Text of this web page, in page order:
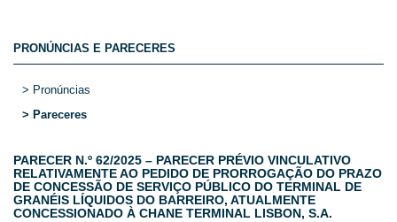
PRONÚNCIAS E PARECERES
> Pronúncias
> Pareceres
PARECER N.º 62/2025 – PARECER PRÉVIO VINCULATIVO
RELATIVAMENTE AO PEDIDO DE PRORROGAÇÃO DO PRAZO
DE CONCESSÃO DE SERVIÇO PÚBLICO DO TERMINAL DE
GRANÉIS LÍQUIDOS DO BARREIRO, ATUALMENTE
CONCESSIONADO À CHANE TERMINAL LISBON, S.A.